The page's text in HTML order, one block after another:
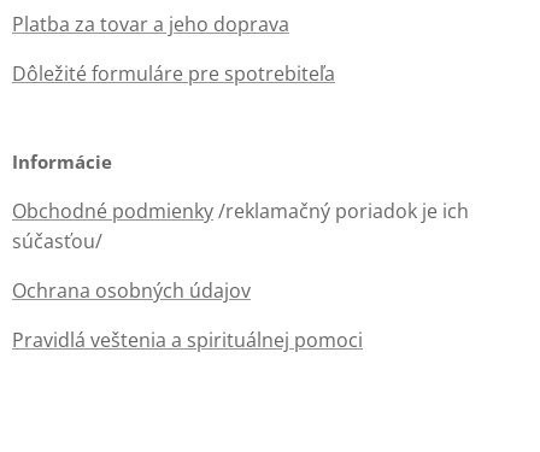
Platba za tovar a jeho doprava
Dôležité formuláre pre spotrebiteľa
Informácie
Obchodné podmienky/reklamačný poriadok je ich
súčasťou/
Ochrana osobných údajov
Pravidlá veštenia a spirituálnej pomoci